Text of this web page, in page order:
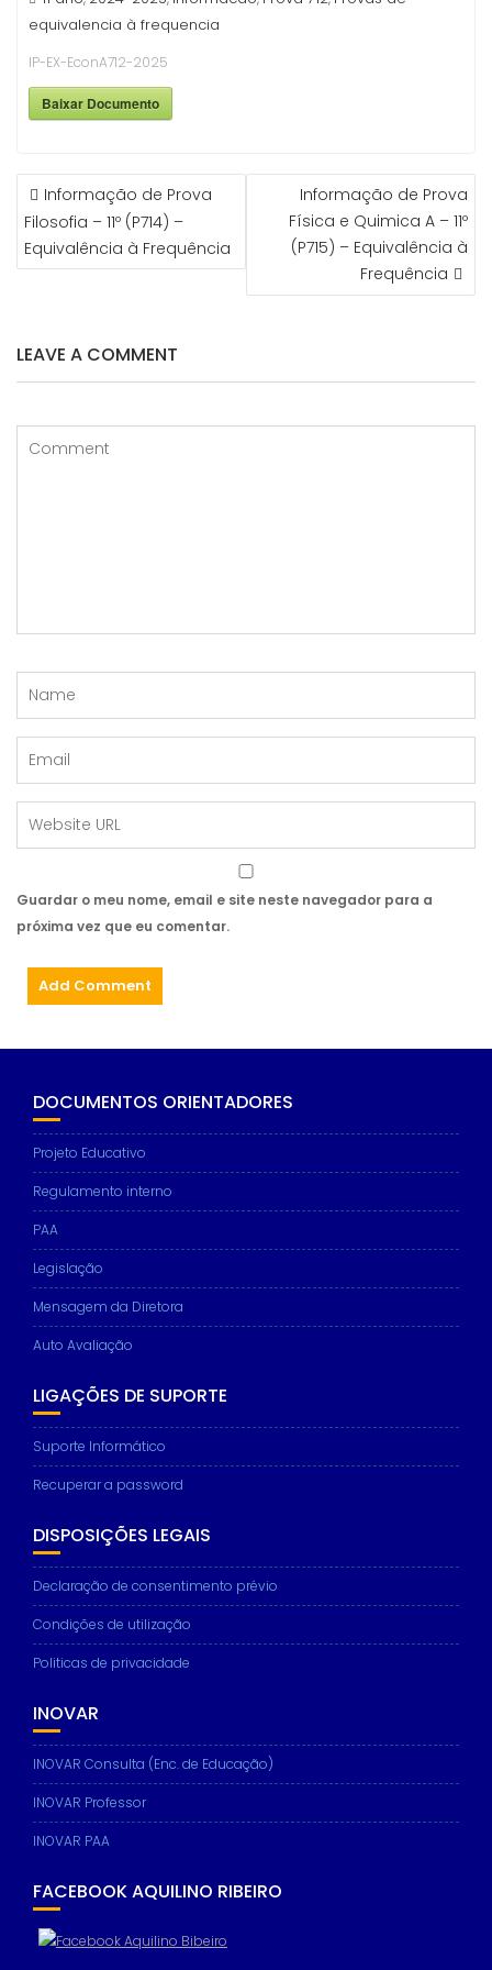
equivalencia à frequencia
IP-EX-EconA712-2025
Baixar Documento
NAVEGAÇÃO
DE
ARTIGOS
Informação de Prova
Filosofia – 11º (P714) –
Equivalência à Frequência
Informação de Prova
Física e Quimica A – 11º
(P715) – Equivalência à
Frequência
LEAVE A COMMENT
Guardar o meu nome, email e site neste navegador para a
próxima vez que eu comentar.
DOCUMENTOS ORIENTADORES
Projeto Educativo
Regulamento interno
PAA
Legislação
Mensagem da Diretora
Auto Avaliação
LIGAÇÕES DE SUPORTE
Suporte Informático
Recuperar a password
DISPOSIÇÕES LEGAIS
Declaração de consentimento prévio
Condições de utilização
Politicas de privacidade
INOVAR
INOVAR Consulta (Enc. de Educação)
INOVAR Professor
INOVAR PAA
FACEBOOK AQUILINO RIBEIRO
Necessary
These
cookies are
not
optional.
needed for
the website
to function.
In order for
website's
and